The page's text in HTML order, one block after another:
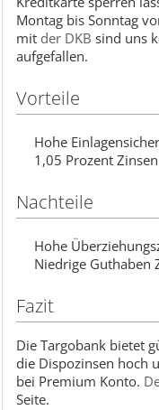
Montag bis Sonntag
mit der DKB sind uns
aufgefallen.
Vorteile
Hohe
1,05 Prozent
Nachteile
Hohe
Niedrige Guthaben
Fazit
Die Targobank bietet
die Dispozinsen hoch
bei Premium Konto.
Seite.